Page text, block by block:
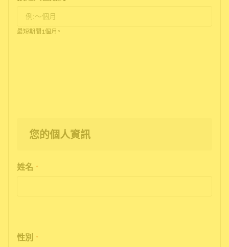
最短期間1個月。
您的個人資訊
姓名 *
性別 *